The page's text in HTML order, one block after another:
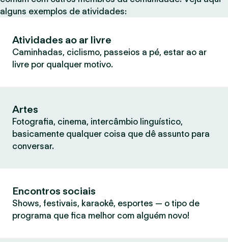
alguns exemplos de atividades:
Atividades ao ar livre
Caminhadas, ciclismo, passeios a pé, estar ao ar
livre por qualquer motivo.
Artes
Fotografia, cinema, intercâmbio linguístico,
basicamente qualquer coisa que dê assunto para
conversar.
Encontros sociais
Shows, festivais, karaokê, esportes — o tipo de
programa que fica melhor com alguém novo!